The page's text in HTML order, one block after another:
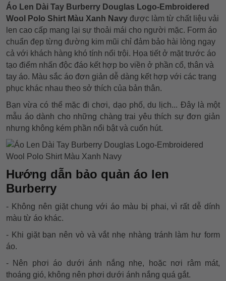
Áo Len Dài Tay Burberry Douglas Logo-Embroidered
Wool Polo Shirt Màu Xanh Navy được làm từ chất liệu vải
len cao cấp mang lại sự thoải mái cho người mặc. Form áo
chuẩn đẹp từng đường kim mũi chỉ đảm bảo hài lòng ngay
cả với khách hàng khó tính nổi trội. Họa tiết ở mặt trước áo
tạo điểm nhấn độc đáo kết hợp bo viền ở phần cổ, thân và
tay áo. Màu sắc áo đơn giản dễ dàng kết hợp với các trang
phục khác nhau theo sở thích của bản thân.
Bạn vừa có thể mặc đi chơi, dạo phố, du lịch... Đây là một
mẫu áo dành cho những chàng trai yêu thích sự đơn giản
nhưng không kém phần nổi bật và cuốn hút.
Hướng dẫn bảo quản áo len
Burberry
- Không nên giặt chung với áo màu bị phai, vì rất dễ dính
màu từ áo khác.
- Khi giặt bạn nên vò và vắt nhẹ nhàng tránh làm hư form
áo.
- Nên phơi áo dưới ánh nắng nhẹ, hoặc nơi râm mát,
thoáng gió, không nên phơi dưới ánh nắng quá gắt.